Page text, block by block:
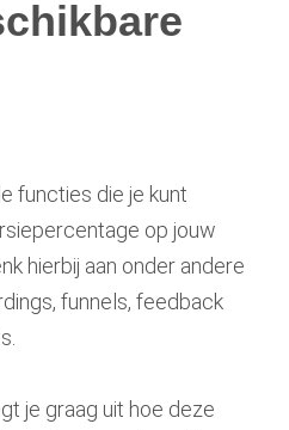
functies die je kunt
op jouw
hierbij aan onder andere
funnels, feedback
je graag uit hoe deze